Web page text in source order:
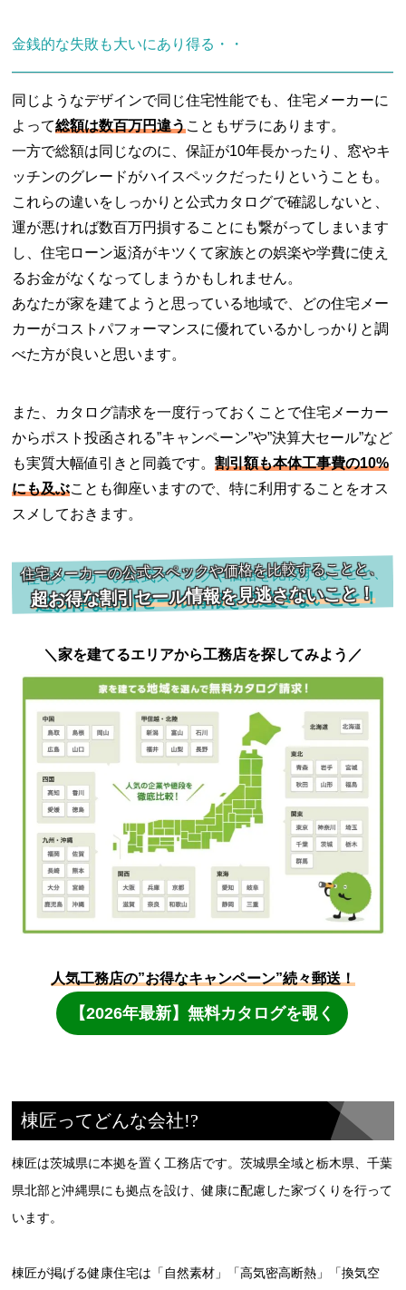
棟匠ってどんな会社!?
棟匠は茨城県に本拠を置く工務店です。茨城県全域と栃木県、千葉
県北部と沖縄県にも拠点を設け、健康に配慮した家づくりを行って
います。
棟匠が掲げる健康住宅は「自然素材」「高気密高断熱」「換気空